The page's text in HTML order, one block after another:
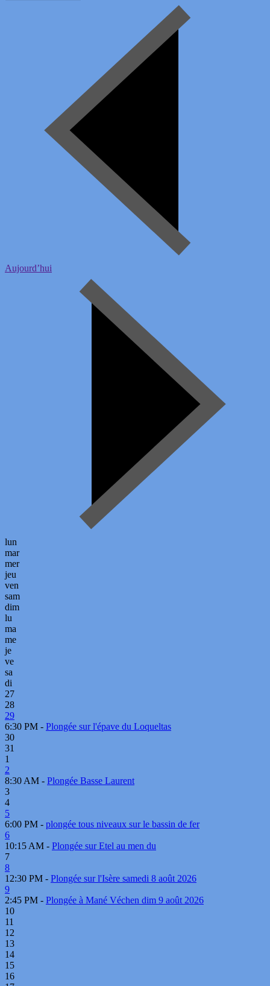
Aujourd’hui
lun
mar
mer
jeu
ven
sam
dim
lu
ma
me
je
ve
sa
di
27
28
29
6:30 PM - Plongée sur l'épave du Loqueltas
30
31
1
2
8:30 AM - Plongée Basse Laurent
3
4
5
6:00 PM - plongée tous niveaux sur le bassin de fer
6
10:15 AM - Plongée sur Etel au men du
7
8
12:30 PM - Plongée sur l'Isère samedi 8 août 2026
9
2:45 PM - Plongée à Mané Véchen dim 9 août 2026
10
11
12
13
14
15
16